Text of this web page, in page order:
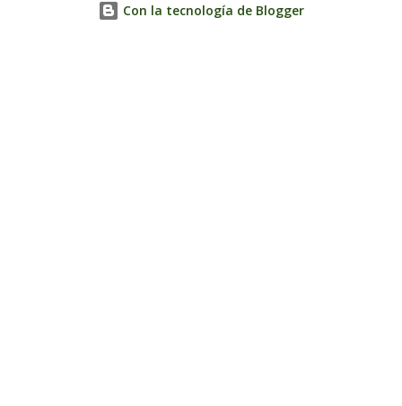
Con la tecnología de Blogger